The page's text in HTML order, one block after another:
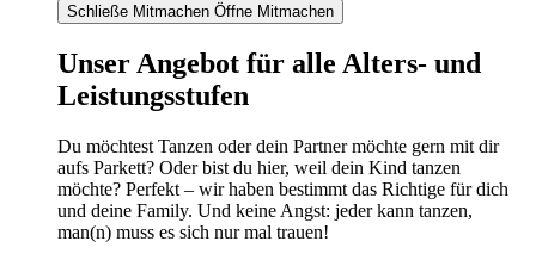
Schließe Mitmachen Öffne Mitmachen
​​​Unser Angebot für alle Alters- und
Leistungsstufen
Du möchtest Tanzen oder dein Partner möchte gern mit dir
aufs Parkett? Oder bist du hier, weil dein Kind tanzen
möchte? Perfekt – wir haben bestimmt das Richtige für dich
und deine Family. Und keine Angst: jeder kann tanzen,
man(n) muss es sich nur mal trauen!